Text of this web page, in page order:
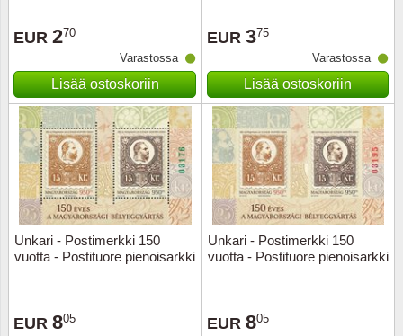
EUR 270
Varastossa
Lisää ostoskoriin
EUR 375
Varastossa
Lisää ostoskoriin
Unkari - Postimerkki 150
vuotta - Postituore pienoisarkki
EUR 805
Unkari - Postimerkki 150
vuotta - Postituore pienoisarkki
EUR 805